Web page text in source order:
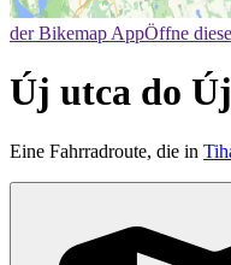
der Bikemap AppÖffne
Új utca do
Eine Fahrradroute, die in